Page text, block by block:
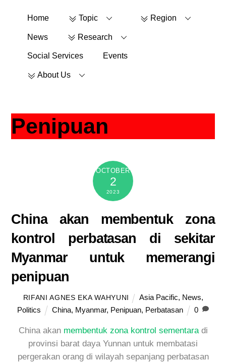
Home Topic Region
News Research
Social Services Events
About Us
Penipuan
OCTOBER
2
2023
China akan membentuk zona
kontrol perbatasan di sekitar
Myanmar untuk memerangi
penipuan
RIFANI AGNES EKA WAHYUNI Asia Pacific, News,
Politics
China, Myanmar, Penipuan, Perbatasan 0
China akan membentuk zona kontrol sementaradi
provinsi barat daya Yunnan untuk membatasi
pergerakan orang di wilayah sepanjang perbatasan